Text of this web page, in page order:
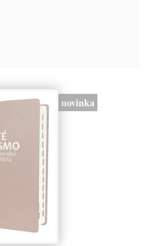
novinka